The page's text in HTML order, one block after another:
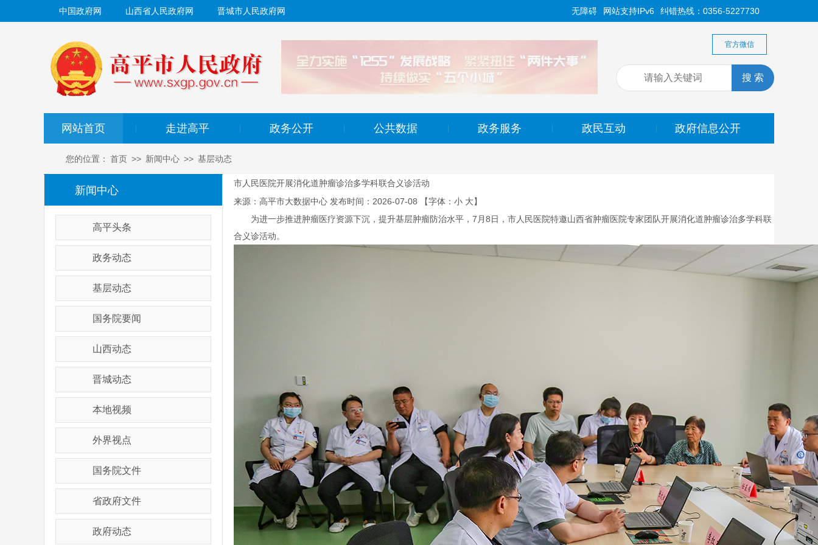
中国政府网 山西省人民政府网 晋城市人民政府网 纠错热线：0356-5227730
网站支持IPv6
无障碍
官方微信
网站首页 走进高平 政务公开 公共数据 政务服务 政民互动 政府信息公开
您的位置： 首页 >> 新闻中心 >> 基层动态
新闻中心
高平头条
政务动态
基层动态
国务院要闻
山西动态
晋城动态
本地视频
外界视点
国务院文件
省政府文件
政府动态
市人民医院开展消化道肿瘤诊治多学科联合义诊活动
来源：高平市大数据中心 发布时间：2026-07-08 【字体： 小 大】
为进一步推进肿瘤医疗资源下沉，提升基层肿瘤防治水平，7月8日，市人民医院特邀山西省肿瘤医院专家团队开展消化道肿瘤诊治多学科联
合义诊活动。